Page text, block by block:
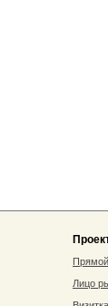
Лицо